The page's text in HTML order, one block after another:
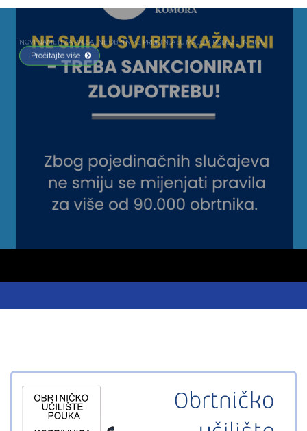
NOVI NAMETI ZA PAUŠALNE OBRTNIKE PRIJETNJA SU MALOM PODUZETNIŠTVU